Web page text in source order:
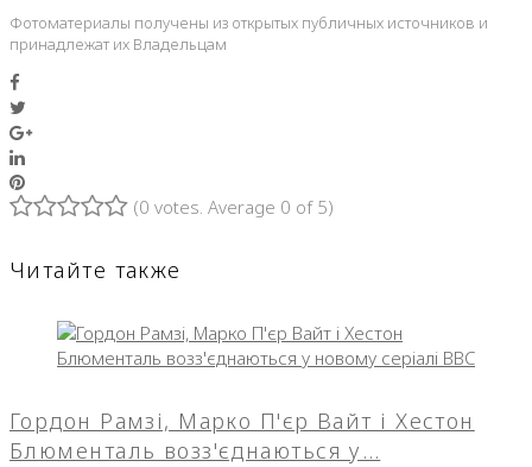
Фотоматериалы получены из открытых публичных источников и
принадлежат их Владельцам
Google+
LinkedIn
Pinterest
(0 votes. Average 0 of 5)
Читайте также
Гордон Рамзі, Марко П'єр Вайт і Хестон
Блюменталь возз'єднаються у…